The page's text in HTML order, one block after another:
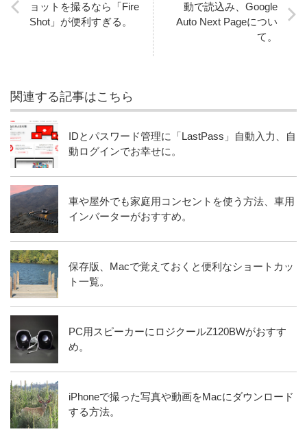
ョットを撮るなら「Fire
Shot」が便利すぎる。
動で読込み、Google
Auto Next Pageについ
て。
関連する記事はこちら
IDとパスワード管理に「LastPass」自動入力、自
動ログインでお幸せに。
車や屋外でも家庭用コンセントを使う方法、車用
インバーターがおすすめ。
保存版、Macで覚えておくと便利なショートカッ
ト一覧。
PC用スピーカーにロジクールZ120BWがおすす
め。
iPhoneで撮った写真や動画をMacにダウンロード
する方法。